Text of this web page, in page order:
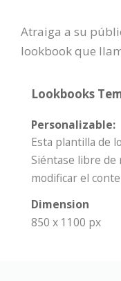
Atraiga a su
lookbook que
Lookbooks
Personalizable:
Esta plantilla de
Siéntase libre de
modificar el
Dimension
850 x 1100 px